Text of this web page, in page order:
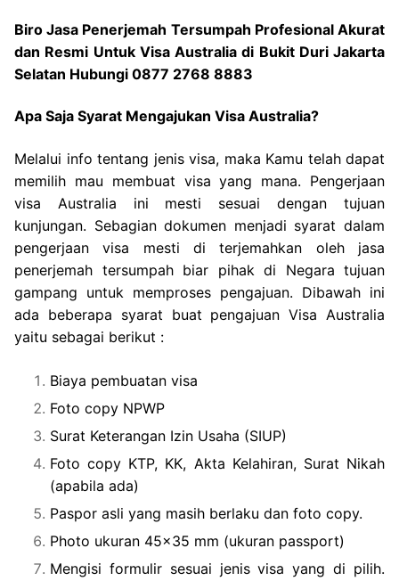
Biro Jasa Penerjemah Tersumpah Profesional Akurat
dan Resmi Untuk Visa Australia di Bukit Duri Jakarta
Selatan Hubungi 0877 2768 8883
Apa Saja Syarat Mengajukan Visa Australia?
Melalui info tentang jenis visa, maka Kamu telah dapat
memilih mau membuat visa yang mana. Pengerjaan
visa Australia ini mesti sesuai dengan tujuan
kunjungan. Sebagian dokumen menjadi syarat dalam
pengerjaan visa mesti di terjemahkan oleh jasa
penerjemah tersumpah biar pihak di Negara tujuan
gampang untuk memproses pengajuan. Dibawah ini
ada beberapa syarat buat pengajuan Visa Australia
yaitu sebagai berikut :
Biaya pembuatan visa
Foto copy NPWP
Surat Keterangan Izin Usaha (SIUP)
Foto copy KTP, KK, Akta Kelahiran, Surat Nikah
(apabila ada)
Paspor asli yang masih berlaku dan foto copy.
Photo ukuran 45×35 mm (ukuran passport)
Mengisi formulir sesuai jenis visa yang di pilih.